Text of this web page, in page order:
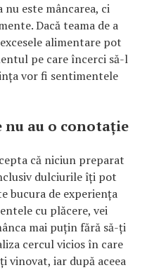
este mâncarea, ci
Dacă teama de a
alimentare pot
pe care încerci să-l
vor fi sentimentele
nu au o conotație
că niciun preparat
dulciurile îți pot
bucura de experiența
cu plăcere, vei
mai puțin fără să-ți
cercul vicios în care
vinovat, iar după aceea